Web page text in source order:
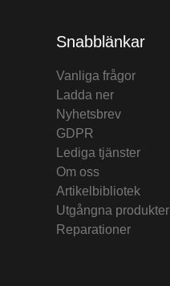
Snabblänkar
Vanliga frågor
Ladda ner
Nyhetsbrev
GDPR
Lediga tjänster
Om oss
Artikelbibliotek
Utgångna produkter
Reparationer